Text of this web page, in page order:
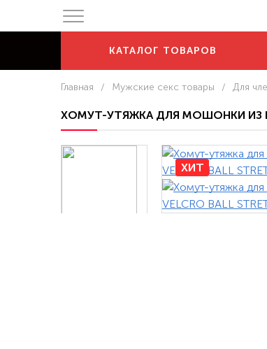
КАТАЛОГ ТОВАРОВ
Главная / Мужские секс товары / Для
ХОМУТ-УТЯЖКА ДЛЯ МОШОНКИ ИЗ
ХИТ